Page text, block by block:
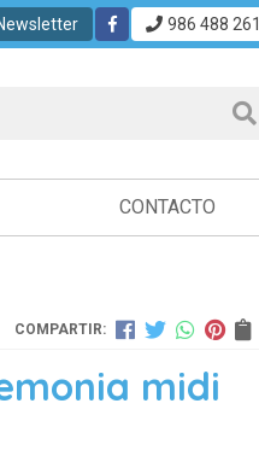
986 488 261
CONTACTO
COMPARTIR:
midi